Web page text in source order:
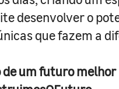
desenvolver o
que fazem a
um futuro melhor